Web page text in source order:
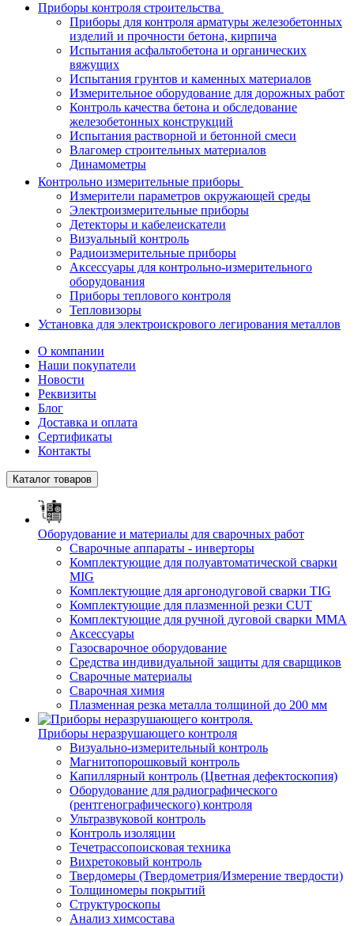
Приборы контроля строительства
Приборы для контроля арматуры железобетонных
изделий и прочности бетона, кирпича
Испытания асфальтобетона и органических
вяжущих
Испытания грунтов и каменных материалов
Измерительное оборудование для дорожных работ
Контроль качества бетона и обследование
железобетонных конструкций
Испытания растворной и бетонной смеси
Влагомер строительных материалов
Динамометры
Контрольно измерительные приборы
Измерители параметров окружающей среды
Электроизмерительные приборы
Детекторы и кабелеискатели
Визуальный контроль
Радиоизмерительные приборы
Аксессуары для контрольно-измерительного
оборудования
Приборы теплового контроля
Тепловизоры
Установка для электроискрового легирования металлов
О компании
Наши покупатели
Новости
Реквизиты
Блог
Доставка и оплата
Сертификаты
Контакты
Каталог товаров
Оборудование и материалы для сварочных работ
Сварочные аппараты - инверторы
Комплектующие для полуавтоматической сварки
MIG
Комплектующие для аргонодуговой сварки TIG
Комплектующие для плазменной резки CUT
Комплектующие для ручной дуговой сварки MMA
Аксессуары
Газосварочное оборудование
Средства индивидуальной защиты для сварщиков
Сварочные материалы
Сварочная химия
Плазменная резка металла толщиной до 200 мм
Приборы неразрушающего контроля
Визуально-измерительный контроль
Магнитопорошковый контроль
Капиллярный контроль (Цветная дефектоскопия)
Оборудование для радиографического
(рентгенографического) контроля
Ультразвуковой контроль
Контроль изоляции
Течетрассопоисковая техника
Вихретоковый контроль
Твердомеры (Твердометрия/Измерение твердости)
Толщиномеры покрытий
Структуроскопы
Анализ химсостава